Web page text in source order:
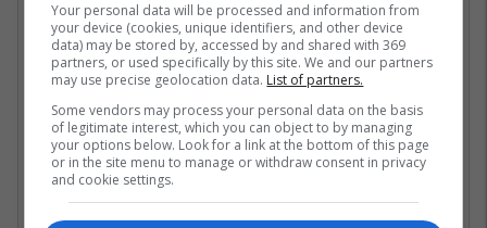
Presidenti amerikan, Donald Trump ka
deklaruar se është i gatshëm të godasë rëndë
ekonominë e Iranit, duke thënë se do ta bënte
këtë “sepse dua të fitoj”.
Gjatë një takimi me gazetarë, ndërsa në
dhomë ndodheshin edhe fëmijë, ai u pyet për
Your personal data will be processed and information from
your device (cookies, unique identifiers, and other device
data) may be stored by, accessed by and shared with 369
partners, or used specifically by this site. We and our partners
may use precise geolocation data. List of partners.
Some vendors may process your personal data on the basis
of legitimate interest, which you can object to by managing
your options below. Look for a link at the bottom of this page
or in the site menu to manage or withdraw consent in privacy
and cookie settings.